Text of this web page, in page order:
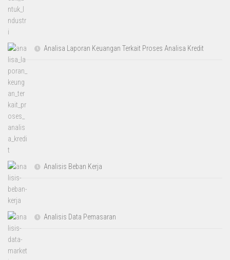
Analisa Laporan Keuangan Terkait Proses Analisa Kredit
Analisis Beban Kerja
Analisis Data Pemasaran